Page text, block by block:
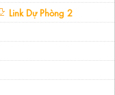
Link Dự Phòng 2